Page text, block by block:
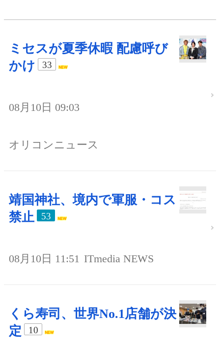
ミセスが夏季休暇 配慮呼び
かけ
33
08月10日 09:03
オリコンニュース
靖国神社、境内で軍服・コス
禁止
53
08月10日 11:51 ITmedia NEWS
くら寿司、世界No.1店舗が決
定
10